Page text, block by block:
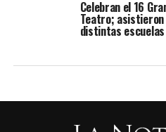
Celebran el 16
Teatro; asistieron
distintas escuelas